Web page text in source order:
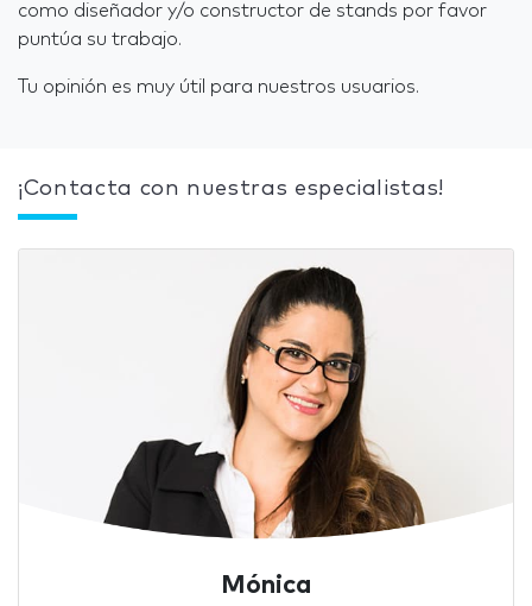
como diseñador y/o constructor de stands por favor
puntúa su trabajo.
Tu opinión es muy útil para nuestros usuarios.
¡Contacta con nuestras especialistas!
Mónica